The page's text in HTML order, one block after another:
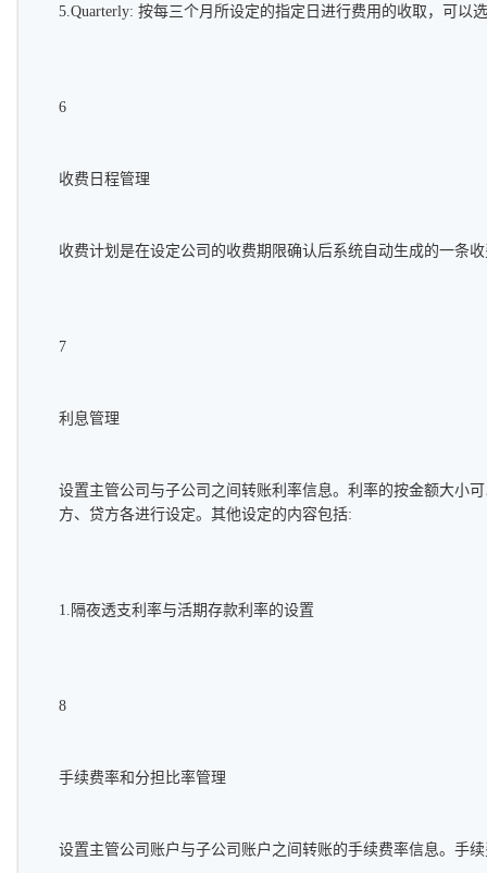
5.Quarterly: 按每三个月所设定的指定日进行费用的收取，可以
6
收费日程管理
收费计划是在设定公司的收费期限确认后系统自动生成的一条
7
利息管理
设置主管公司与子公司之间转账利率信息。利率的按金额大小
方、贷方各进行设定。其他设定的内容包括:
1.隔夜透支利率与活期存款利率的设置
8
手续费率和分担比率管理
设置主管公司账户与子公司账户之间转账的手续费率信息。手